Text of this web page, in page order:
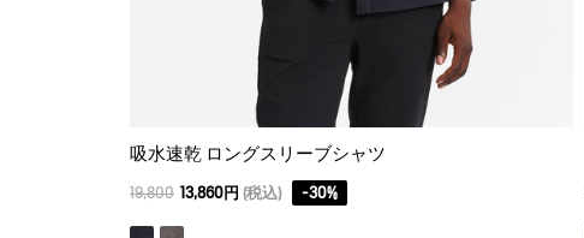
吸水速乾 ロングスリーブシャツ
19,800 13,860円 (税込) -30%